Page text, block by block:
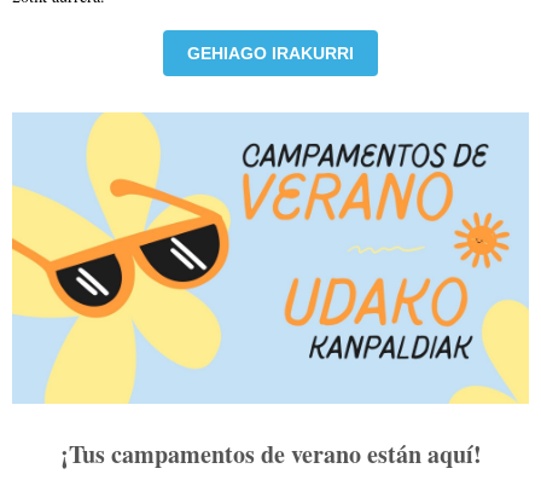
GEHIAGO IRAKURRI
¡Tus campamentos de verano están aquí!